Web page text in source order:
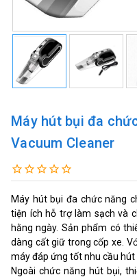
Máy hút bụi đa
Vacuum Cleaner
Máy hút bụi đa chức năng
tiện ích hỗ trợ làm sạch và
hằng ngày. Sản phẩm có
dàng cất giữ trong cốp xe.
máy đáp ứng tốt nhu cầu hút
Ngoài chức năng hút bụi,